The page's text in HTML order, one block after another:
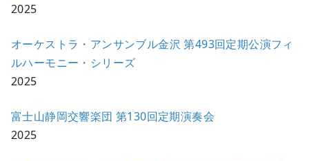
2025
オーケストラ・アンサンブル金沢 第493回定期公演フィ
ルハーモニー・シリーズ
2025
富士山静岡交響楽団 第130回定期演奏会
2025